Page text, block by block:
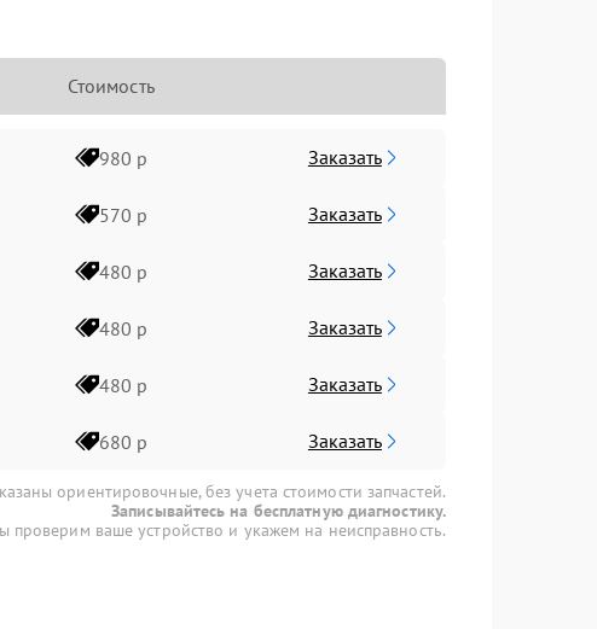
Стоимость
980 р Заказать
570 р Заказать
480 р Заказать
480 р Заказать
480 р Заказать
680 р Заказать
ориентировочные, без учета стоимости запчастей.
Записывайтесь на бесплатную диагностику.
проверим ваше устройство и укажем на неисправность.